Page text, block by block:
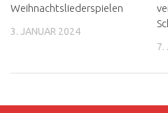
Weihnachtsliederspielen
3. JANUAR 2024
7.